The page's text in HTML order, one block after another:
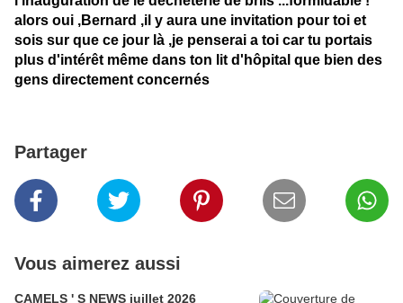
alors oui ,Bernard ,il y aura une invitation pour toi et
sois sur que ce jour là ,je penserai a toi car tu portais
plus d'intérêt même dans ton lit d'hôpital que bien des
gens directement concernés
Partager
Vous aimerez aussi
CAMELS ' S NEWS juillet 2026